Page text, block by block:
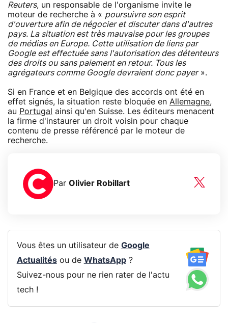
Reuters, un responsable de l'organisme invite le
moteur de recherche à « poursuivre son esprit
d'ouverture afin de négocier et discuter dans d'autres
pays. La situation est très mauvaise pour les groupes
de médias en Europe. Cette utilisation de liens par
Google est effectuée sans l'autorisation des détenteurs
des droits ou sans paiement en retour. Tous les
agrégateurs comme Google devraient donc payer».
Si en France et en Belgique des accords ont été en
effet signés, la situation reste bloquée en Allemagne,
au Portugal
ainsi qu'en Suisse. Les éditeurs menacent
la firme d'instaurer un droit voisin pour chaque
contenu de presse référencé par le moteur de
recherche.
Par Olivier Robillart
Vous êtes un utilisateur de Google
Actualitésou de WhatsApp?
Suivez-nous pour ne rien rater de l'actu
tech !